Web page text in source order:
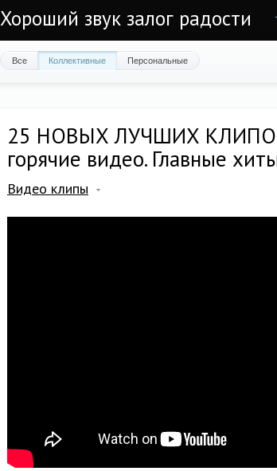
Хороший звук залог радости
Все Коллективные Персональные
25 НОВЫХ ЛУЧШИХ
горячие видео. Главные
Видео клипы